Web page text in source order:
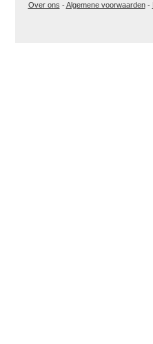
Over ons -Algemene voorwaarden-